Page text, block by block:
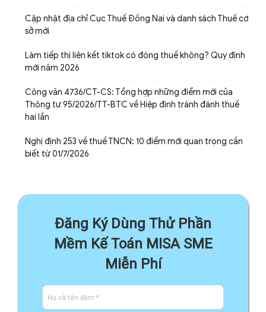
Cập nhật địa chỉ Cục Thuế Đồng Nai và danh sách Thuế cơ
sở mới
Làm tiếp thị liên kết tiktok có đóng thuế không? Quy định
mới năm 2026
Công văn 4736/CT-CS: Tổng hợp những điểm mới của
Thông tư 95/2026/TT-BTC về Hiệp định tránh đánh thuế
hai lần
Nghị định 253 về thuế TNCN: 10 điểm mới quan trọng cần
biết từ 01/7/2026
Đăng Ký Dùng Thử Phần
Mềm Kế Toán MISA SME
Miễn Phí